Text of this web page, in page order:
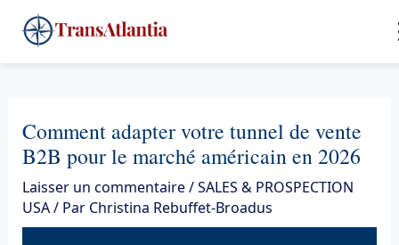
au
contenu
Comment adapter votre tunnel de vente
B2B pour le marché américain en 2026
Laisser un commentaire/SALES & PROSPECTION
USA/ Par Christina Rebuffet-Broadus